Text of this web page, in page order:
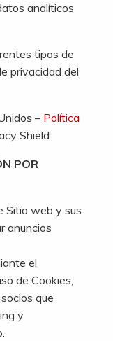
analíticos
tipos de
privacidad del
– Política
Shield.
POR
Sitio web y sus
anuncios
el
de Cookies,
que
y